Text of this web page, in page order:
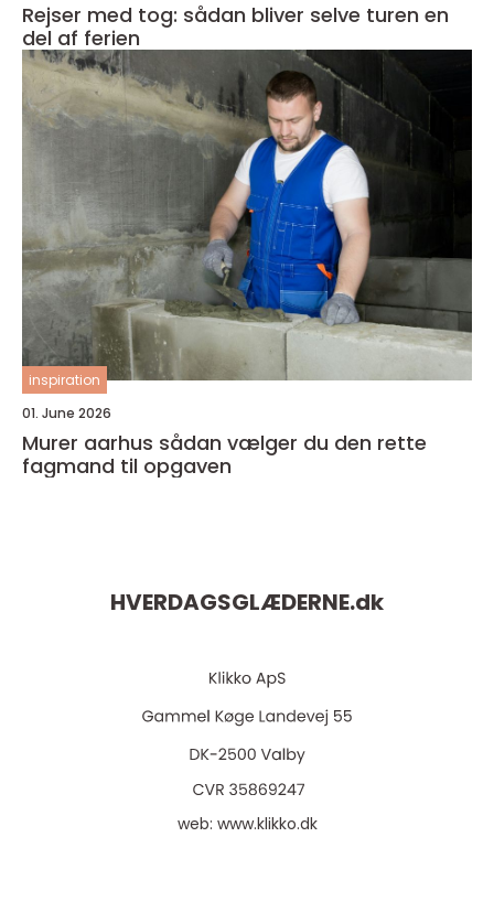
Rejser med tog: sådan bliver selve turen en
del af ferien
inspiration
01. June 2026
Murer aarhus sådan vælger du den rette
fagmand til opgaven
HVERDAGSGLÆDERNE.dk
web: www.klikko.dk